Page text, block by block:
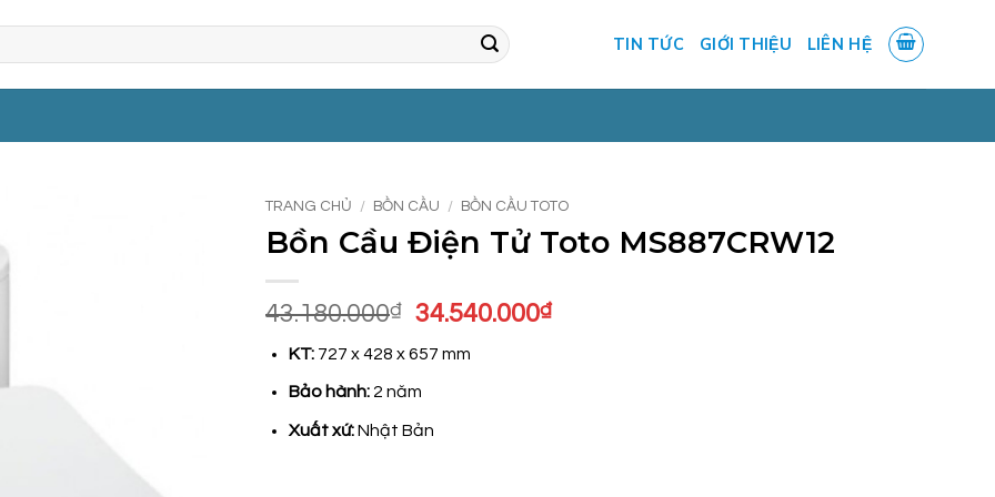
TIN TỨC GIỚI THIỆU LIÊN HỆ
TRANG CHỦ / BỒN CẦU / BỒN CẦU TOTO
Bồn Cầu Điện Tử Toto MS887CRW12
43.180.000₫
Giá
là:
43.180.000₫.
34.540.000₫Giá
KT:727 x 428 x 657 mm
Bảo hành: 2 năm
Xuất xứ:Nhật Bản